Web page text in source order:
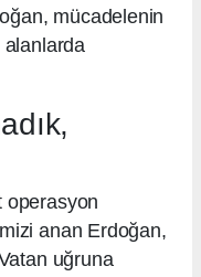
mücadelenin
operasyon
anan Erdoğan,
uğruna